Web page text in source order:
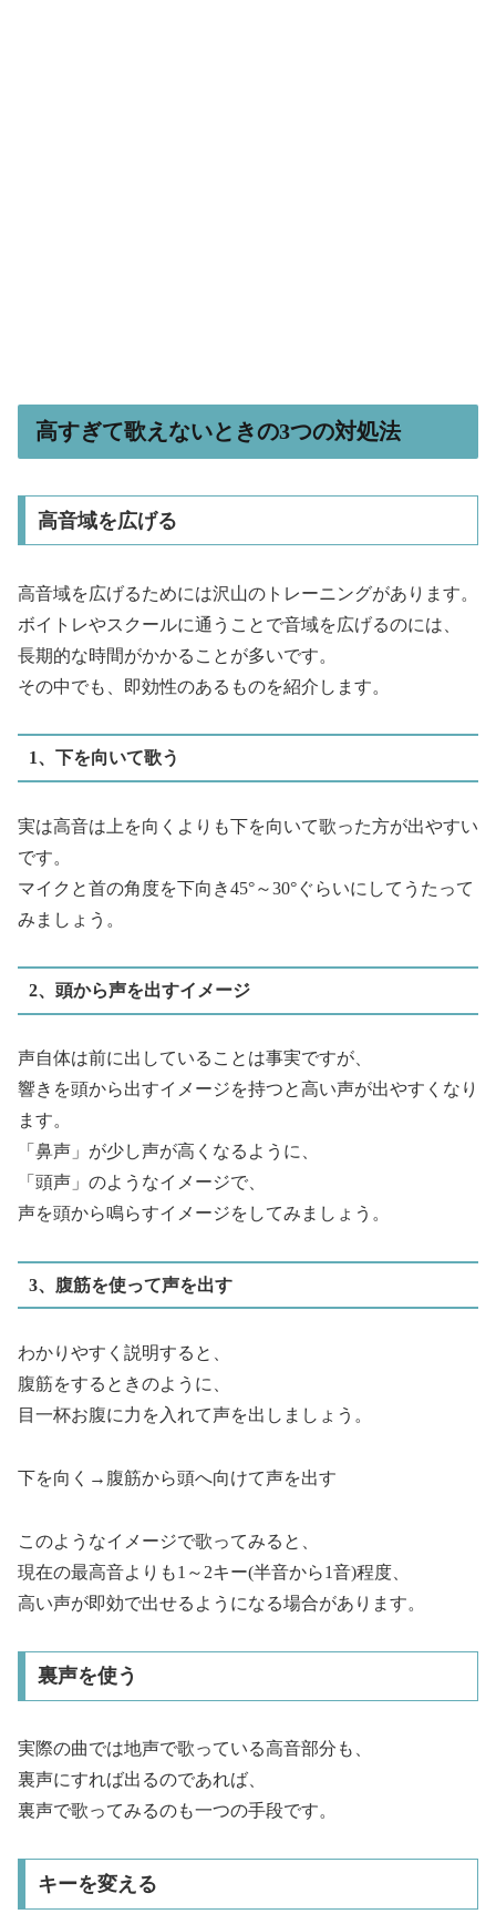
高すぎて歌えないときの3つの対処法
高音域を広げる
高音域を広げるためには沢山のトレーニングがあります。
ボイトレやスクールに通うことで音域を広げるのには、
長期的な時間がかかることが多いです。
その中でも、即効性のあるものを紹介します。
1、下を向いて歌う
実は高音は上を向くよりも下を向いて歌った方が出やすい
です。
マイクと首の角度を下向き45°～30°ぐらいにしてうたって
みましょう。
2、頭から声を出すイメージ
声自体は前に出していることは事実ですが、
響きを頭から出すイメージを持つと高い声が出やすくなり
ます。
「鼻声」が少し声が高くなるように、
「頭声」のようなイメージで、
声を頭から鳴らすイメージをしてみましょう。
3、腹筋を使って声を出す
わかりやすく説明すると、
腹筋をするときのように、
目一杯お腹に力を入れて声を出しましょう。
下を向く→腹筋から頭へ向けて声を出す
このようなイメージで歌ってみると、
現在の最高音よりも1～2キー(半音から1音)程度、
高い声が即効で出せるようになる場合があります。
裏声を使う
実際の曲では地声で歌っている高音部分も、
裏声にすれば出るのであれば、
裏声で歌ってみるのも一つの手段です。
キーを変える